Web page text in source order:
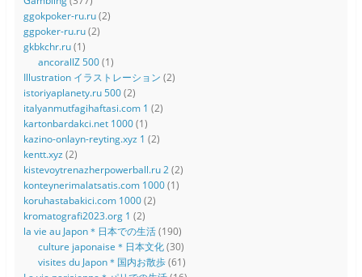
ggokpoker-ru.ru(2)
ggpoker-ru.ru(2)
gkbkchr.ru(1)
ancorallZ 500(1)
Illustration イラストレーション (2)
istoriyaplanety.ru 500(2)
italyanmutfagihaftasi.com 1 (2)
kartonbardakci.net 1000(1)
kazino-onlayn-reyting.xyz 1 (2)
kentt.xyz (2)
kistevoytrenazherpowerball.ru 2(2)
konteynerimalatsatis.com 1000(1)
koruhastabakici.com 1000(2)
kromatografi2023.org 1 (2)
la vie au Japon＊日本での生活(190)
culture japonaise＊日本文化(30)
visites du Japon＊国内お散歩(61)